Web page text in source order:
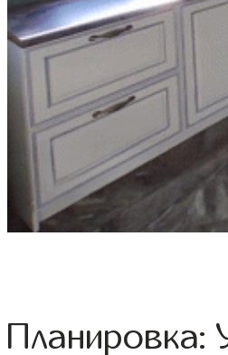
Планировка: